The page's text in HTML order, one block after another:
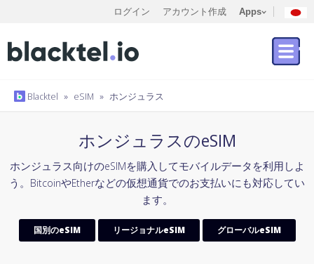
ログイン アカウント作成 Apps
Blacktel » eSIM » ホンジュラス
ホンジュラスのeSIM
ホンジュラス向けのeSIMを購入してモバイルデータを利用しよ
う。BitcoinやEtherなどの仮想通貨でのお支払いにも対応してい
ます。
国別のeSIM リージョナルeSIM グローバルeSIM